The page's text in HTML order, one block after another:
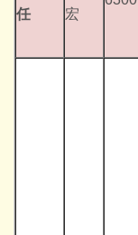
任
宏